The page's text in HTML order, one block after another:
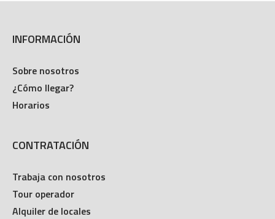
INFORMACIÓN
Sobre nosotros
¿Cómo llegar?
Horarios
CONTRATACIÓN
Trabaja con nosotros
Tour operador
Alquiler de locales